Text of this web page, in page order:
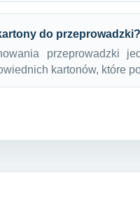
do przeprowadzki?
przeprowadzki
kartonów, które